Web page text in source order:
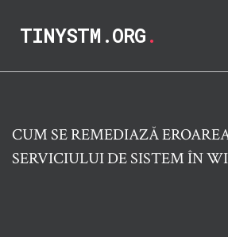
TINYSTM.ORG.
CUM SE REMEDIAZĂ
SERVICIULUI DE SISTEM ÎN